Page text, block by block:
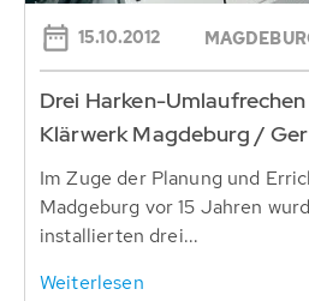
15.10.2012
Drei Harken-
Klärwerk Magdeburg /
Im Zuge der Planung und
Madgeburg vor 15 Jahren
installierten drei...
Weiterlesen